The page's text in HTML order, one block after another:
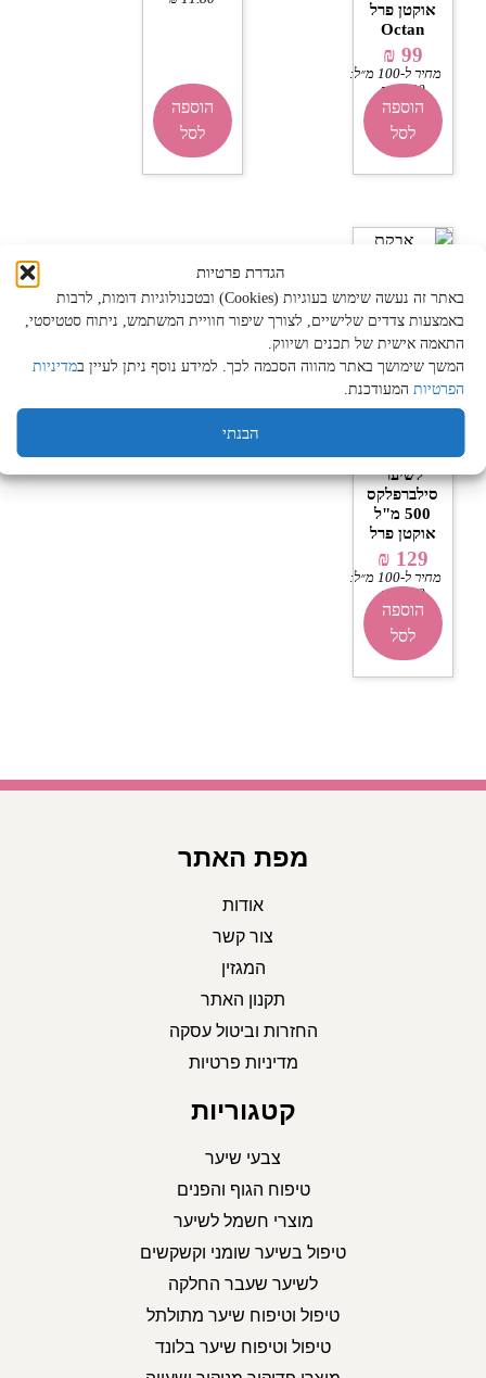
הגדרת פרטיות
באתר זה נעשה שימוש בעוגיות (Cookies) ובטכנולוגיות דומות, לרבות
באמצעות צדדים שלישיים, לצורך שיפור חוויית המשתמש, ניתוח סטטיסטי,
התאמה אישית של תכנים ושיווק.
המשך שימושך באתר מהווה הסכמה לכך. למידע נוסף ניתן לעיין במדיניות
הפרטיותהמעודכנת.
הבנתי
אוקטן פרל
Octan
₪ 99
מחיר ל-100 מ״ל:
₪
19.80
הוספה
לסל
הוספה
לסל
אפורה
לשיער
סילברפלקס
500 מ"ל
אוקטן פרל
₪ 129
מחיר ל-100 מ״ל:
₪
25.80
הוספה
לסל
מפת האתר
אודות
צור קשר
המגזין
תקנון האתר
החזרות וביטול עסקה
מדיניות פרטיות
קטגוריות
צבעי שיער
טיפוח הגוף והפנים
מוצרי חשמל לשיער
טיפול בשיער שומני וקשקשים
לשיער שעבר החלקה
טיפול וטיפוח שיער מתולתל
טיפול וטיפוח שיער בלונד